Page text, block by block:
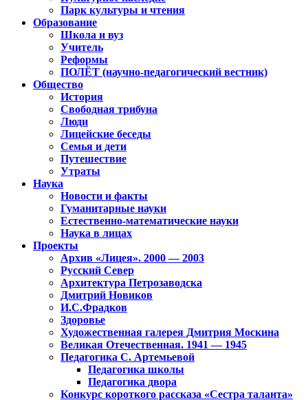
Парк культуры и чтения
Образование
Школа и вуз
Учитель
Реформы
ПОЛЁТ (научно-педагогический вестник)
Общество
История
Свободная трибуна
Люди
Лицейские беседы
Семья и дети
Путешествие
Утраты
Наука
Новости и факты
Гуманитарные науки
Естественно-математические науки
Наука в лицах
Проекты
Архив «Лицея». 2000 — 2003
Русский Север
Архитектура Петрозаводска
Дмитрий Новиков
И.С.Фрадков
Здоровье
Художественная галерея Дмитрия Москина
Великая Отечественная. 1941 — 1945
Педагогика С. Артемьевой
Педагогика школы
Педагогика двора
Конкурс короткого рассказа «Сестра таланта»